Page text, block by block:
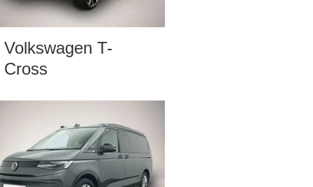
Volkswagen T-
Cross